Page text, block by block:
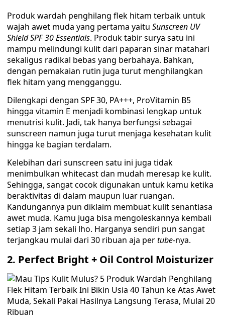
Produk wardah penghilang flek hitam terbaik untuk
wajah awet muda yang pertama yaitu Sunscreen UV
Shield SPF 30 Essentials. Produk tabir surya satu ini
mampu melindungi kulit dari paparan sinar matahari
sekaligus radikal bebas yang berbahaya. Bahkan,
dengan pemakaian rutin juga turut menghilangkan
flek hitam yang mengganggu.
Dilengkapi dengan SPF 30, PA+++, ProVitamin B5
hingga vitamin E menjadi kombinasi lengkap untuk
menutrisi kulit. Jadi, tak hanya berfungsi sebagai
sunscreen namun juga turut menjaga kesehatan kulit
hingga ke bagian terdalam.
Kelebihan dari sunscreen satu ini juga tidak
menimbulkan whitecast dan mudah meresap ke kulit.
Sehingga, sangat cocok digunakan untuk kamu ketika
beraktivitas di dalam maupun luar ruangan.
Kandungannya pun diklaim membuat kulit senantiasa
awet muda. Kamu juga bisa mengoleskannya kembali
setiap 3 jam sekali lho. Harganya sendiri pun sangat
terjangkau mulai dari 30 ribuan aja pertube-nya.
2. Perfect Bright + Oil Control Moisturizer